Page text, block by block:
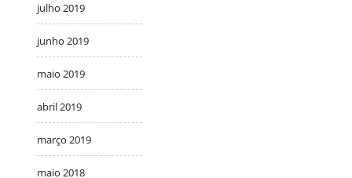
julho 2019
junho 2019
maio 2019
abril 2019
março 2019
maio 2018